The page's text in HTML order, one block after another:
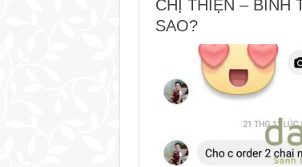
CHỊ THIỆN – BÌNH
SAO?